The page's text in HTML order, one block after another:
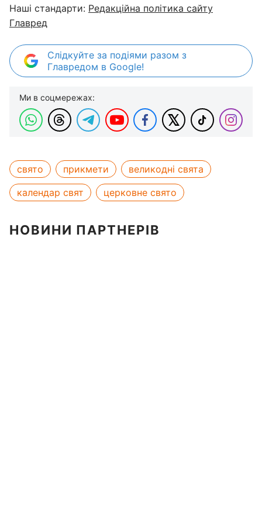
Наші стандарти: Редакційна політика сайту
Главред
Слідкуйте за подіями разом з
Главредом в Google!
Ми в соцмережах:
свято прикмети
великодні свята
календар свят
церковне свято
НОВИНИ ПАРТНЕРІВ